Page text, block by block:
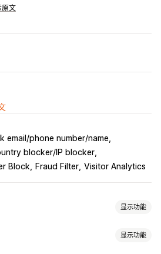
原文
email/phone number/name
blocker/IP blocker
Block
Fraud Filter Visitor Analytics
显示功能
显示功能